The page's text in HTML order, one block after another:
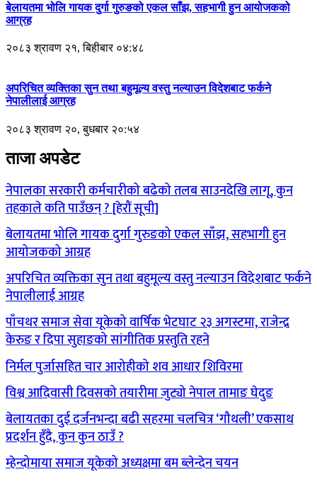
बेलायतमा भोलि गायक दुर्गा गुरुङको एकल साँझ, सहभागी हुन आयोजकको
आग्रह
२०८३ श्रावण २१, बिहीबार ०४:४८
अपरिचित व्यक्तिका सुन तथा बहुमूल्य वस्तु नल्याउन विदेशबाट फर्कने
नेपालीलाई आग्रह
२०८३ श्रावण २०, बुधबार २०:५४
ताजा अपडेट
नेपालका सरकारी कर्मचारीको बढेको तलब साउनदेखि लागू, कुन
तहकाले कति पाउँछन् ? [हेरौं सूची]
बेलायतमा भोलि गायक दुर्गा गुरुङको एकल साँझ, सहभागी हुन
आयोजकको आग्रह
अपरिचित व्यक्तिका सुन तथा बहुमूल्य वस्तु नल्याउन विदेशबाट फर्कने
नेपालीलाई आग्रह
पाँचथर समाज सेवा यूकेको वार्षिक भेटघाट २३ अगस्टमा, राजेन्द्र
केरुङ र दिपा सुहाङको सांगीतिक प्रस्तुति रहने
निर्मल पुर्जासहित चार आरोहीको शव आधार शिविरमा
विश्व आदिवासी दिवसको तयारीमा जुट्यो नेपाल तामाङ घेदुङ
बेलायतका दुई दर्जनभन्दा बढी सहरमा चलचित्र ‘गौथली’ एकसाथ
प्रदर्शन हुँदै, कुन कुन ठाउँ ?
म्हेन्दोमाया समाज यूकेको अध्यक्षमा बम ब्लेन्देन चयन